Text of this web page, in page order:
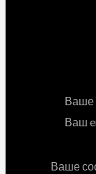
Ваше
Ваш
Ваше